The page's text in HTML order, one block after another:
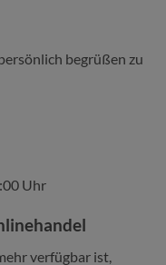
begrüßen zu
Uhr
verfügbar ist,